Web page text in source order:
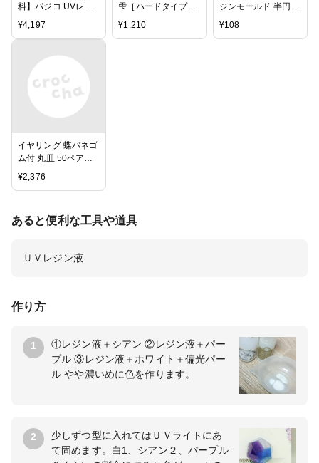
料】パジコ UVレジ
ン着色剤 宝石の雫
12色セット ラメ キ
UVレジン ネオンカ
ラー 偏光パール
¥4,197
雫［ハードタイプ］
25ｇ
¥1,210
ジンモールド 半円＆
六角 ハンドメイド用
¥108
イヤリング 蝶バネゴ
ム付 丸皿 50ペア
（100個入）
¥2,376
作り方
1
①レジン液＋シアン ②レジン液＋パー
プル ③レジン液＋ホワイト＋偏光パー
ル やや濃いめに色を作ります。
2
少しずつ型に入れてはＵＶライトにあ
て固めます。白1、シアン２、パープル
あると便利な工具や道具
ＵＶレジン液